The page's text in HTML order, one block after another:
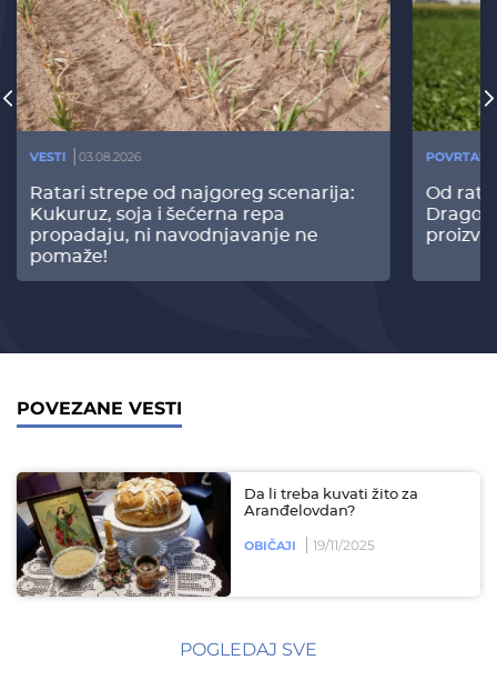
VESTI 03.08.2026
Ratari strepe od najgoreg scenarija:
Kukuruz, soja i šećerna repa
propadaju, ni navodnjavanje ne
pomaže!
Od
POVEZANE VESTI
Da li treba kuvati žito za
Aranđelovdan?
OBIČAJI 19/11/2025
POGLEDAJ SVE